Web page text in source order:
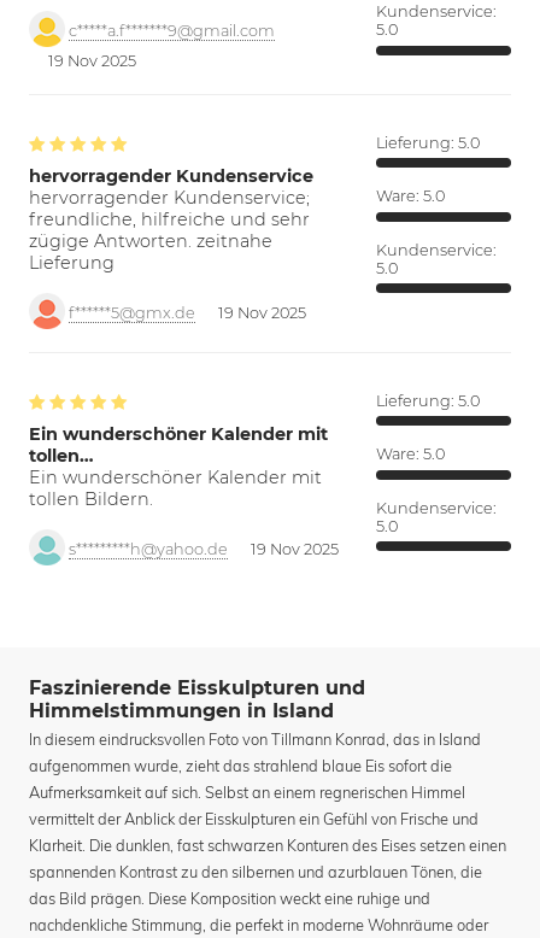
c*****a.f*******9@gmail.com
19 Nov 2025
Kundenservice:
5.0
hervorragender Kundenservice
hervorragender Kundenservice;
freundliche, hilfreiche und sehr
zügige Antworten. zeitnahe
Lieferung
f******5@gmx.de 19 Nov 2025
Lieferung: 5.0
Ware: 5.0
Kundenservice:
5.0
Ein wunderschöner Kalender mit
tollen…
Ein wunderschöner Kalender mit
tollen Bildern.
s*********h@yahoo.de 19 Nov 2025
Lieferung: 5.0
Ware: 5.0
Kundenservice:
5.0
Faszinierende Eisskulpturen und
Himmelstimmungen in Island
In diesem eindrucksvollen Foto von Tillmann Konrad, das in Island
aufgenommen wurde, zieht das strahlend blaue Eis sofort die
Aufmerksamkeit auf sich. Selbst an einem regnerischen Himmel
vermittelt der Anblick der Eisskulpturen ein Gefühl von Frische und
Klarheit. Die dunklen, fast schwarzen Konturen des Eises setzen einen
spannenden Kontrast zu den silbernen und azurblauen Tönen, die
das Bild prägen. Diese Komposition weckt eine ruhige und
nachdenkliche Stimmung, die perfekt in moderne Wohnräume oder